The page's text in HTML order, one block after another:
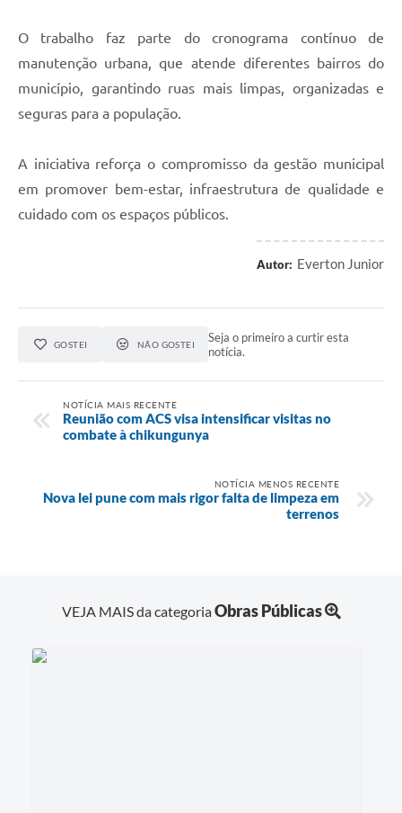
O trabalho faz parte do cronograma contínuo de
manutenção urbana, que atende diferentes bairros do
município, garantindo ruas mais limpas, organizadas e
seguras para a população.
A iniciativa reforça o compromisso da gestão municipal
em promover bem-estar, infraestrutura de qualidade e
cuidado com os espaços públicos.
Autor: Everton Junior
GOSTEI NÃO GOSTEI
Seja o primeiro a curtir esta
notícia.
NOTÍCIA MAIS RECENTE
Reunião com ACS visa intensificar visitas no
combate à chikungunya
NOTÍCIA MENOS RECENTE
Nova lei pune com mais rigor falta de limpeza em
terrenos
VEJA MAIS da categoriaObras Públicas